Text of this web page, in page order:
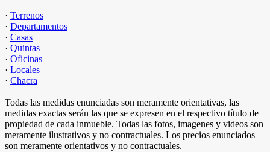
· Terrenos
· Departamentos
· Casas
· Quintas
· Oficinas
· Locales
· Chacra
Todas las medidas enunciadas son meramente orientativas, las
medidas exactas serán las que se expresen en el respectivo título de
propiedad de cada inmueble. Todas las fotos, imagenes y videos son
meramente ilustrativos y no contractuales. Los precios enunciados
son meramente orientativos y no contractuales.